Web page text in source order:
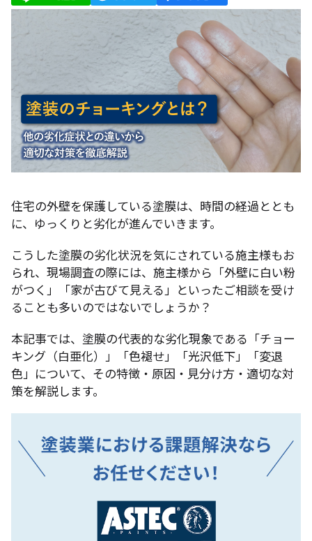
住宅の外壁を保護している塗膜は、時間の経過ととも
に、ゆっくりと劣化が進んでいきます。
こうした塗膜の劣化状況を気にされている施主様もお
られ、現場調査の際には、施主様から「外壁に白い粉
がつく」「家が古びて見える」といったご相談を受け
ることも多いのではないでしょうか？
本記事では、塗膜の代表的な劣化現象である「チョー
キング（白亜化）」「色褪せ」「光沢低下」「変退
色」について、その特徴・原因・見分け方・適切な対
策を解説します。